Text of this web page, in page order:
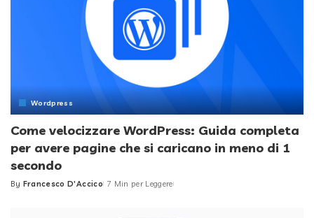
Wordpress
Come velocizzare WordPress: Guida completa
per avere pagine che si caricano in meno di 1
secondo
Posted
By Francesco D'Accico 7 Min per Leggere